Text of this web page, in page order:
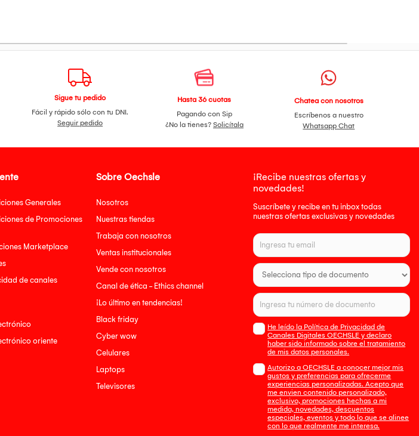
Sigue tu pedido
Fácil y rápido sólo con tu DNI.
Seguir pedido
Hasta 36 cuotas
Pagando con Sip
¿No la tienes? Solicítala
Chatea con nosotros
Escríbenos a nuestro
Whatsapp Chat
Generales
de Promociones
Marketplace
de canales
oriente
Sobre Oechsle
Nosotros
Nuestras tiendas
Trabaja con nosotros
Ventas institucionales
Vende con nosotros
Canal de ética - Ethics channel
¡Lo último en tendencias!
Black friday
Cyber wow
Celulares
Laptops
Televisores
¡Recibe nuestras ofertas y
novedades!
Suscríbete y recibe en tu inbox todas
nuestras ofertas exclusivas y novedades
He leído la Política de Privacidad de
Canales Digitales OECHSLE y declaro
haber sido informado sobre el tratamiento
de mis datos personales.
Autorizo a OECHSLE a conocer mejor mis
gustos y preferencias para ofrecerme
experiencias personalizadas. Acepto que
me envien contenido personalizado,
exclusivo, promociones hechas a mi
medida, novedades, descuentos
especiales, eventos y todo lo que se alinee
con lo que realmente me interesa.